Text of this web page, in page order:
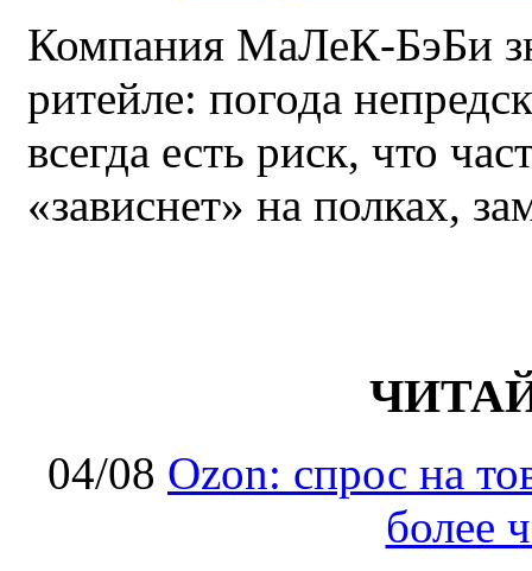
Компания МаЛеК-БэБи
ритейле: погода
всегда есть риск, что
«зависнет» на полках,
04/08 Ozon: спрос на
более